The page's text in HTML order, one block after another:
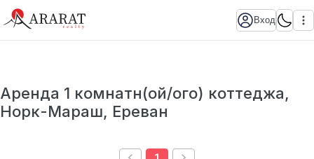
Вход
Аренда 1 комнатн(ой/ого) коттеджа,
Норк-Мараш, Ереван